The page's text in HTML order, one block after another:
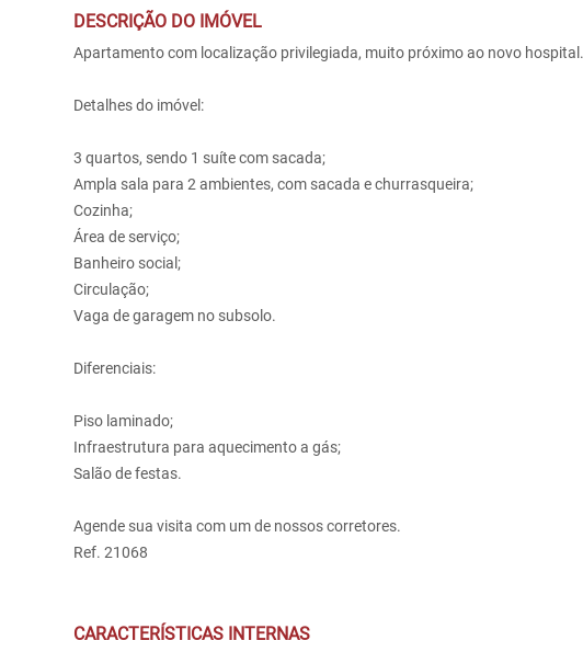
DESCRIÇÃO DO IMÓVEL
Apartamento com localização privilegiada, muito próximo ao novo hospital.
Detalhes do imóvel:
3 quartos, sendo 1 suíte com sacada;
Ampla sala para 2 ambientes, com sacada e churrasqueira;
Cozinha;
Área de serviço;
Banheiro social;
Circulação;
Vaga de garagem no subsolo.
Diferenciais:
Piso laminado;
Infraestrutura para aquecimento a gás;
Salão de festas.
Agende sua visita com um de nossos corretores.
Ref. 21068
CARACTERÍSTICAS INTERNAS